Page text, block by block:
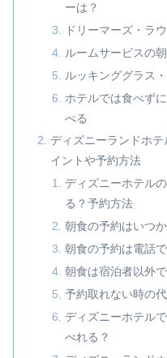
ーは？
ドリーマーズ・ラ
ルームサービスの
ルッキンググラス
ホテルでは食べず
べる
ディズニーランドホ
イントや予約方法
ディズニーホテル
る？予約方法
朝食の予約はいつ
朝食の予約は電話
朝食は宿泊者以外
予約取れない時の
ディズニーホテル
べれる？